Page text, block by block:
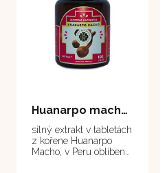
Huanarpo macho - tablety 100 tablet
silný extrakt v tabletách
z kořene Huanarpo
Macho, v Peru oblíbený